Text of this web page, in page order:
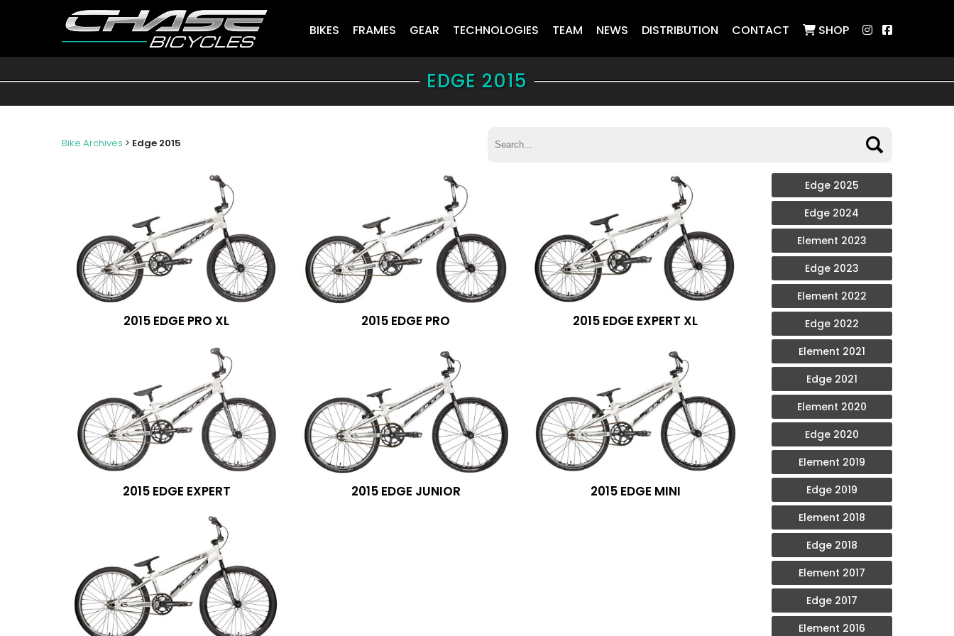
BIKES FRAMES GEAR TECHNOLOGIES TEAM NEWS DISTRIBUTION CONTACT SHOP
EDGE 2015
Bike Archives > Edge 2015
2015 EDGE PRO XL 2015 EDGE PRO 2015 EDGE EXPERT XL
2015 EDGE EXPERT 2015 EDGE JUNIOR 2015 EDGE MINI
Edge 2025
Edge 2024
Element 2023
Edge 2023
Element 2022
Edge 2022
Element 2021
Edge 2021
Element 2020
Edge 2020
Element 2019
Edge 2019
Element 2018
Edge 2018
Element 2017
Edge 2017
Element 2016